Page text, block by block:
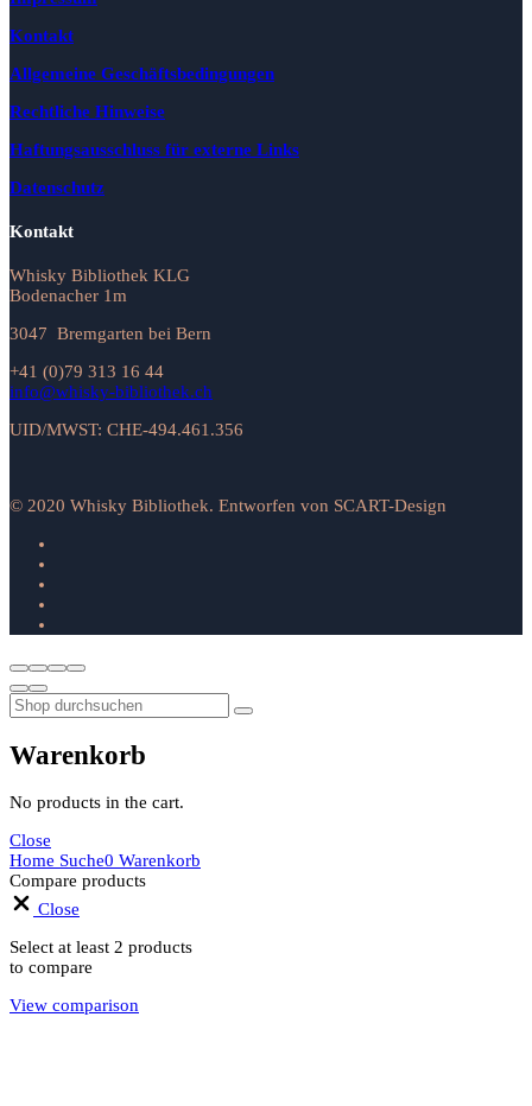
Kontakt
Allgemeine Geschäftsbedingungen
Rechtliche Hinweise
Haftungsausschluss für externe Links
Datenschutz
Kontakt
Whisky Bibliothek KLG
Bodenacher 1m
3047 Bremgarten bei Bern
+41 (0)79 313 16 44
info@whisky-bibliothek.ch
UID/MWST: CHE-494.461.356
© 2020 Whisky Bibliothek. Entworfen von SCART-Design
Warenkorb
No products in the cart.
Close
Home Suche0 Warenkorb
Compare products
Close
Select at least 2 products
to compare
View comparison